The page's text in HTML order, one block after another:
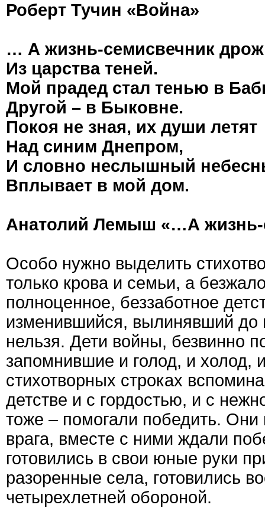
Роберт Тучин «Война»
… А жизнь-семисвечник
Из царства теней.
Мой прадед стал тенью в
Другой – в Быковне.
Покоя не зная, их души летят
Над синим Днепром,
И словно неслышный
Вплывает в мой дом.
Анатолий Лемыш «…А
Особо нужно выделить
только крова и семьи, а
полноценное, беззаботное
изменившийся, вылинявший до
нельзя. Дети войны, безвинно
запомнившие и голод, и холод,
стихотворных строках
детстве и с гордостью, и с
тоже – помогали победить.
врага, вместе с ними ждали
готовились в свои юные руки
разоренные села, готовились
четырехлетней обороной.